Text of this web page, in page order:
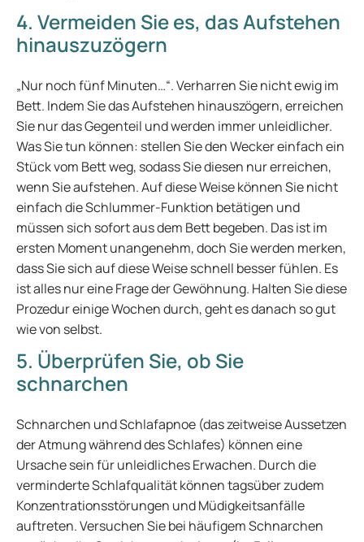
4. Vermeiden Sie es, das Aufstehen
hinauszuzögern
„Nur noch fünf Minuten…“. Verharren Sie nicht ewig im
Bett. Indem Sie das Aufstehen hinauszögern, erreichen
Sie nur das Gegenteil und werden immer unleidlicher.
Was Sie tun können: stellen Sie den Wecker einfach ein
Stück vom Bett weg, sodass Sie diesen nur erreichen,
wenn Sie aufstehen. Auf diese Weise können Sie nicht
einfach die Schlummer-Funktion betätigen und
müssen sich sofort aus dem Bett begeben. Das ist im
ersten Moment unangenehm, doch Sie werden merken,
dass Sie sich auf diese Weise schnell besser fühlen. Es
ist alles nur eine Frage der Gewöhnung. Halten Sie diese
Prozedur einige Wochen durch, geht es danach so gut
wie von selbst.
5. Überprüfen Sie, ob Sie
schnarchen
Schnarchen und Schlafapnoe (das zeitweise Aussetzen
der Atmung während des Schlafes) können eine
Ursache sein für unleidliches Erwachen. Durch die
verminderte Schlafqualität können tagsüber zudem
Konzentrationsstörungen und Müdigkeitsanfälle
auftreten. Versuchen Sie bei häufigem Schnarchen